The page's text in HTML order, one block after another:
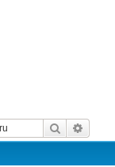
Hledat